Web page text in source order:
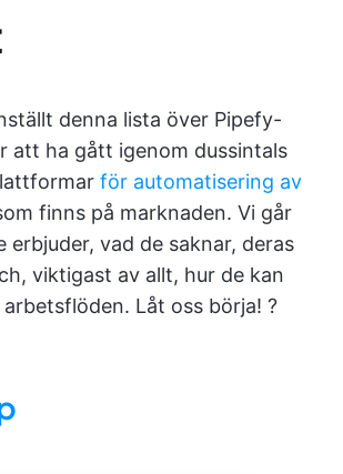
denna lista över Pipefy-
att ha gått igenom dussintals
för automatisering av
finns på marknaden. Vi går
erbjuder, vad de saknar, deras
viktigast av allt, hur de kan
Låt oss börja! ?